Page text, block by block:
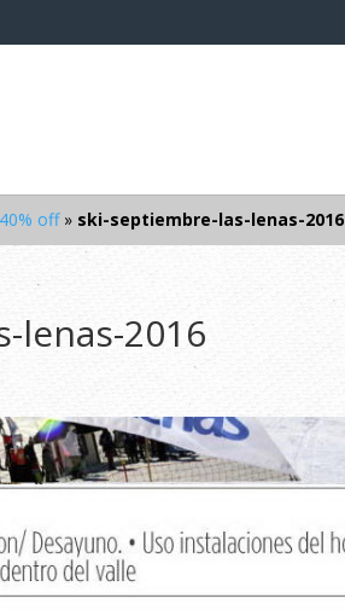
off» ski-septiembre-las-lenas-2016
lenas-2016